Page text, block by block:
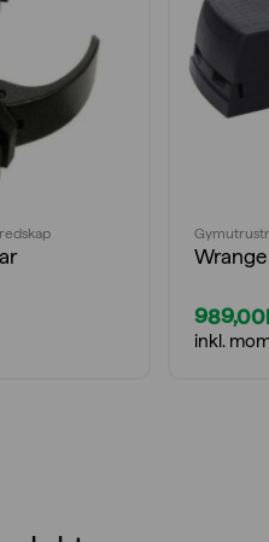
989,00
inkl.